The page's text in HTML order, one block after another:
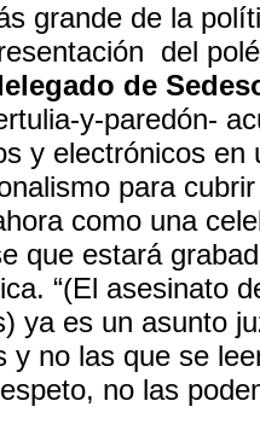
grande de la
del
de
y-paredón-
y electrónicos en
para
como una
que estará
“(El asesinato
ya es un asunto
y no las que se
no las